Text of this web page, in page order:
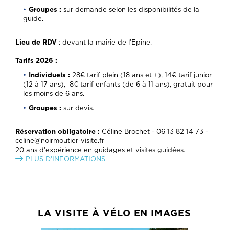
Groupes : sur demande selon les disponibilités de la
guide.
Lieu de RDV : devant la mairie de l'Epine.
Tarifs 2026 :
Individuels : 28€ tarif plein (18 ans et +), 14€ tarif junior
(12 à 17 ans), 8€ tarif enfants (de 6 à 11 ans), gratuit pour
les moins de 6 ans.
Groupes : sur devis.
Réservation obligatoire : Céline Brochet - 06 13 82 14 73 -
celine@noirmoutier-visite.fr
20 ans d'expérience en guidages et visites guidées.
PLUS D'INFORMATIONS
LA VISITE À VÉLO EN IMAGES